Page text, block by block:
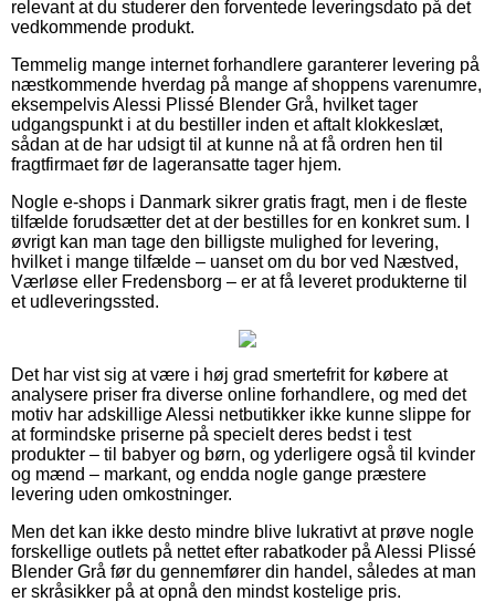
relevant at du studerer den forventede leveringsdato på det
vedkommende produkt.
Temmelig mange internet forhandlere garanterer levering på
næstkommende hverdag på mange af shoppens varenumre,
eksempelvis Alessi Plissé Blender Grå, hvilket tager
udgangspunkt i at du bestiller inden et aftalt klokkeslæt,
sådan at de har udsigt til at kunne nå at få ordren hen til
fragtfirmaet før de lageransatte tager hjem.
Nogle e-shops i Danmark sikrer gratis fragt, men i de fleste
tilfælde forudsætter det at der bestilles for en konkret sum. I
øvrigt kan man tage den billigste mulighed for levering,
hvilket i mange tilfælde – uanset om du bor ved Næstved,
Værløse eller Fredensborg – er at få leveret produkterne til
et udleveringssted.
Det har vist sig at være i høj grad smertefrit for købere at
analysere priser fra diverse online forhandlere, og med det
motiv har adskillige Alessi netbutikker ikke kunne slippe for
at formindske priserne på specielt deres bedst i test
produkter – til babyer og børn, og yderligere også til kvinder
og mænd – markant, og endda nogle gange præstere
levering uden omkostninger.
Men det kan ikke desto mindre blive lukrativt at prøve nogle
forskellige outlets på nettet efter rabatkoder på Alessi Plissé
Blender Grå før du gennemfører din handel, således at man
er skråsikker på at opnå den mindst kostelige pris.